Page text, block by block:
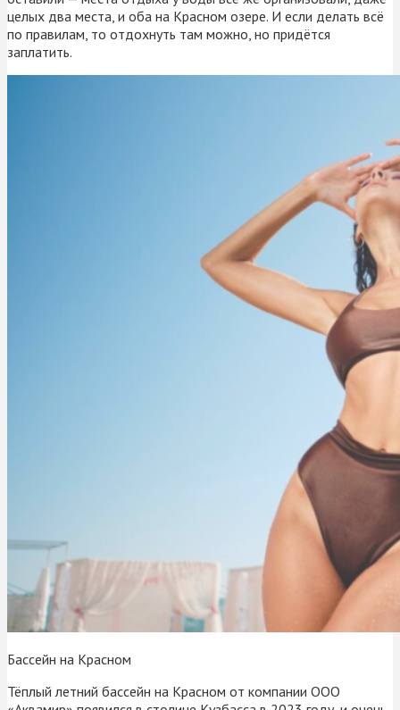
целых два места, и оба на Красном озере. И если делать всё
по правилам, то отдохнуть там можно, но придётся
заплатить.
Бассейн на Красном
Тёплый летний бассейн на Красном от компании ООО